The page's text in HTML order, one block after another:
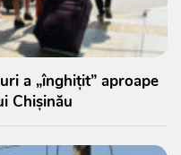
a „înghițit” aproape
Chișinău